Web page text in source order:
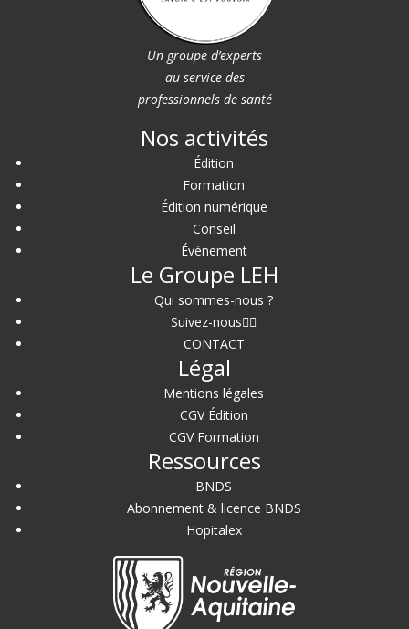
Un groupe d’experts
au service des
professionnels de santé
Nos activités
Édition
Formation
Édition numérique
Conseil
Événement
Le Groupe LEH
Qui sommes-nous ?
Suivez-nous
CONTACT
Légal
Mentions légales
CGV Édition
CGV Formation
Ressources
BNDS
Abonnement & licence BNDS
Hopitalex